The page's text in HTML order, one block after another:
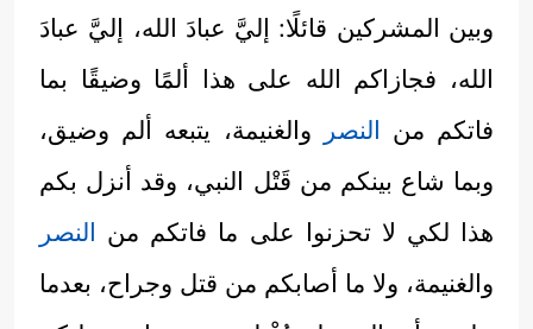
وبين المشركين قائلًا: إليَّ عبادَ الله، إليَّ عبادَ
الله، فجازاكم الله على هذا ألمًا وضيقًا بما
فاتكم من النصر والغنيمة، يتبعه ألم وضيق،
وبما شاع بينكم من قَتْل النبي، وقد أنزل بكم
هذا لكي لا تحزنوا على ما فاتكم من النصر
والغنيمة، ولا ما أصابكم من قتل وجراح، بعدما